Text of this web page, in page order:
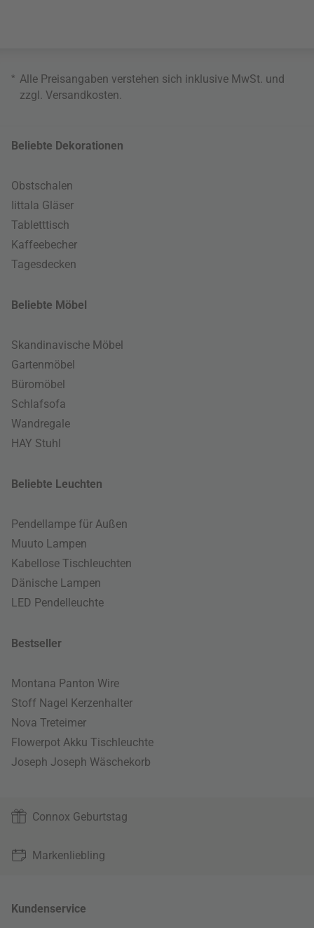
* Alle Preisangaben verstehen sich inklusive MwSt. und
zzgl. Versandkosten.
Beliebte Dekorationen
Obstschalen
Iittala Gläser
Tabletttisch
Kaffeebecher
Tagesdecken
Beliebte Möbel
Skandinavische Möbel
Gartenmöbel
Büromöbel
Schlafsofa
Wandregale
HAY Stuhl
Beliebte Leuchten
Pendellampe für Außen
Muuto Lampen
Kabellose Tischleuchten
Dänische Lampen
LED Pendelleuchte
Bestseller
Montana Panton Wire
Stoff Nagel Kerzenhalter
Nova Treteimer
Flowerpot Akku Tischleuchte
Joseph Joseph Wäschekorb
Connox Geburtstag
Markenliebling
Kundenservice